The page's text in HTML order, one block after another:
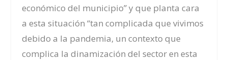
económico del municipio” y que planta cara
a esta situación “tan complicada que vivimos
debido a la pandemia, un contexto que
complica la dinamización del sector en esta